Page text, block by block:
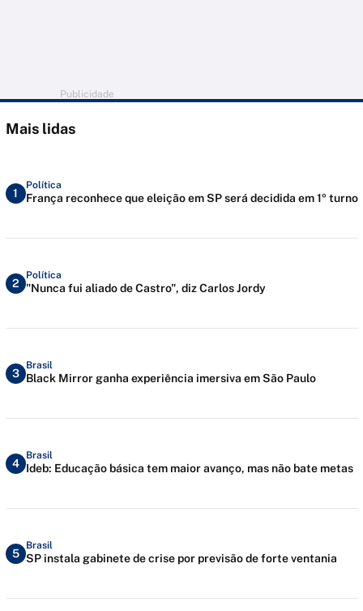
Publicidade
Mais lidas
1
Política
França reconhece que eleição em SP será decidida em 1º turno
2
Política
"Nunca fui aliado de Castro", diz Carlos Jordy
3
Brasil
Black Mirror ganha experiência imersiva em São Paulo
4
Brasil
Ideb: Educação básica tem maior avanço, mas não bate metas
5
Brasil
SP instala gabinete de crise por previsão de forte ventania